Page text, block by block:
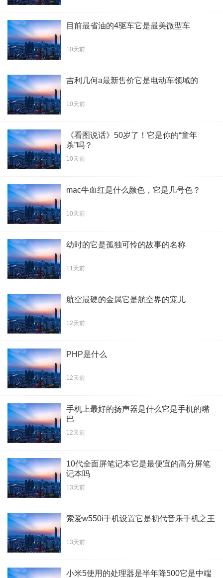
目前最省油的4驱车它是最美微型车
10天前
吉利几何a最新售价它是电动车领域的
10天前
《看图说话》50岁了！它是你的“童年
杀”吗？
10天前
mac牛血红是什么颜色，它是几号色？
10天前
幼时的它是孤独可怜的故事的名称
11天前
航空最硬的金属它是航空界的宠儿
12天前
PHP是什么
12天前
手机上最好的扬声器是什么它是手机的嘴
巴
12天前
10代全面屏笔记本它是最便宜的高分屏笔
记本吗
13天前
索爱w550i手机设置它是初代音乐手机之王
13天前
小米5使用的处理器是半年降500它是中端